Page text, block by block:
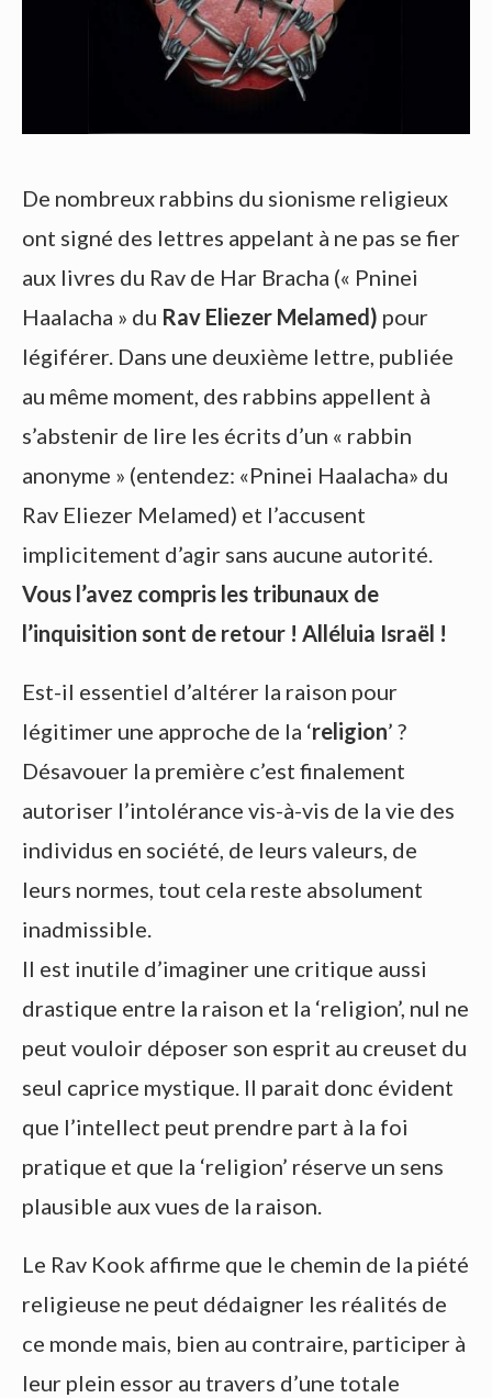
De nombreux rabbins du sionisme religieux
ont signé des lettres appelant à ne pas se fier
aux livres du Rav de Har Bracha (« Pninei
Haalacha » du Rav Eliezer Melamed) pour
légiférer. Dans une deuxième lettre, publiée
au même moment, des rabbins appellent à
s’abstenir de lire les écrits d’un « rabbin
anonyme » (entendez: «Pninei Haalacha» du
Rav Eliezer Melamed) et l’accusent
implicitement d’agir sans aucune autorité.
Vous l’avez compris les tribunaux de
l’inquisition sont de retour ! Alléluia Israël !
Est-il essentiel d’altérer la raison pour
légitimer une approche de la ‘religion’ ?
Désavouer la première c’est finalement
autoriser l’intolérance vis-à-vis de la vie des
individus en société, de leurs valeurs, de
leurs normes, tout cela reste absolument
inadmissible.
Il est inutile d’imaginer une critique aussi
drastique entre la raison et la ‘religion’, nul ne
peut vouloir déposer son esprit au creuset du
seul caprice mystique. Il parait donc évident
que l’intellect peut prendre part à la foi
pratique et que la ‘religion’ réserve un sens
plausible aux vues de la raison.
Le Rav Kook affirme que le chemin de la piété
religieuse ne peut dédaigner les réalités de
ce monde mais, bien au contraire, participer à
leur plein essor au travers d’une totale